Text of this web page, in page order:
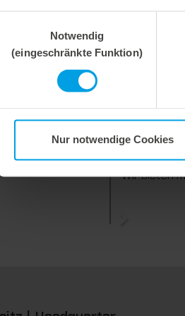
Notwendig
(eingeschränkte Funktion)
Nur notwendige Cookies
Neuigkeiten
Verantwortung.
Wir treiben unser Engagement für Nachhaltigkeit konsequent weiter voran. Mit der Veröffentlichung des vierten Nachhaltigkeitsberichts dokumentieren wir erneut unsere Fortschritte auf dem Weg zu einer nachhaltigen Unternehmensführung.
Maximale